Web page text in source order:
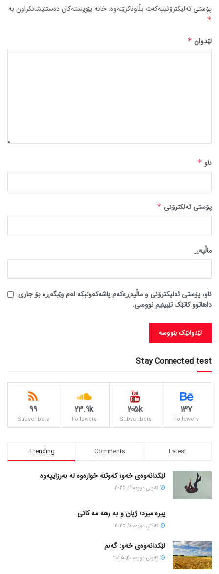
پۆستی ئەلیکترۆنییەکەت بڵاوناکرێتەوە. خانە پێویستەکان دەستنیشانکراون بە
*
لێدوان *
ناو *
پۆستی ئەلکترۆنی *
ماڵپه‌ڕ
ناو، پۆستی ئەلیکترۆنی و ماڵپەڕەکەم پاشەکەوتبکە لەم وێبگەڕە بۆ جاری
داهاتوو کاتێک تێبینیم نووسی.
Stay Connected test
137
Followers
205k
Subscribers
23.9k
Followers
99
Subscribers
Trending Comments Latest
لێکدانەوەی خەو؛ کەوتنە خوارەوە لە بەرزاییەوە
كانونی دووه‌م 19, 2025
پیره میرد؛ ژیان و به رهه مه کانی
كانونی دووه‌م 16, 2025
لێکدانەوەی خەو: گەنم
كانونی دووه‌م 20, 2025